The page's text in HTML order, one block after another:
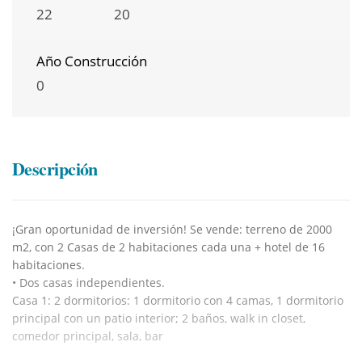
22
20
Año Construcción
0
Descripción
¡Gran oportunidad de inversión! Se vende: terreno de 2000
m2, con 2 Casas de 2 habitaciones cada una + hotel de 16
habitaciones.
• Dos casas independientes.
Casa 1: 2 dormitorios: 1 dormitorio con 4 camas, 1 dormitorio
principal con un patio interior; 2 baños, walk in closet,
comedor principal, sala, bar